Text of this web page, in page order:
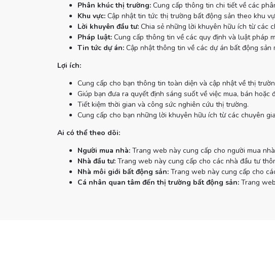
Phân khúc thị trường:Cung cấp thông tin chi tiết về các
Khu vực:Cập nhật tin tức thị trường bất động sản theo khu
Lời khuyên đầu tư:Chia sẻ những lời khuyên hữu ích từ các
Pháp luật:Cung cấp thông tin về các quy định và luật pháp
Tin tức dự án:Cập nhật thông tin về các dự án bất động sản
Lợi ích:
Cung cấp cho bạn thông tin toàn diện và cập nhật về thị
Giúp bạn đưa ra quyết định sáng suốt về việc mua, bán hoặc
Tiết kiệm thời gian và công sức nghiên cứu thị trường.
Cung cấp cho bạn những lời khuyên hữu ích từ các chuyên
Ai có thể theo dõi:
Người mua nhà:Trang web này cung cấp cho người mua
Nhà đầu tư:Trang web này cung cấp cho các nhà đầu tư
Nhà môi giới bất động sản:Trang web này cung cấp cho
Cá nhân quan tâm đến thị trường bất động sản:Trang